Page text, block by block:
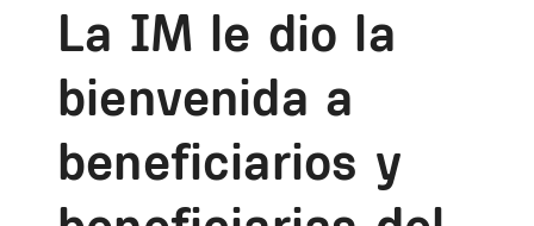
La IM le dio la
bienvenida a
beneficiarios y